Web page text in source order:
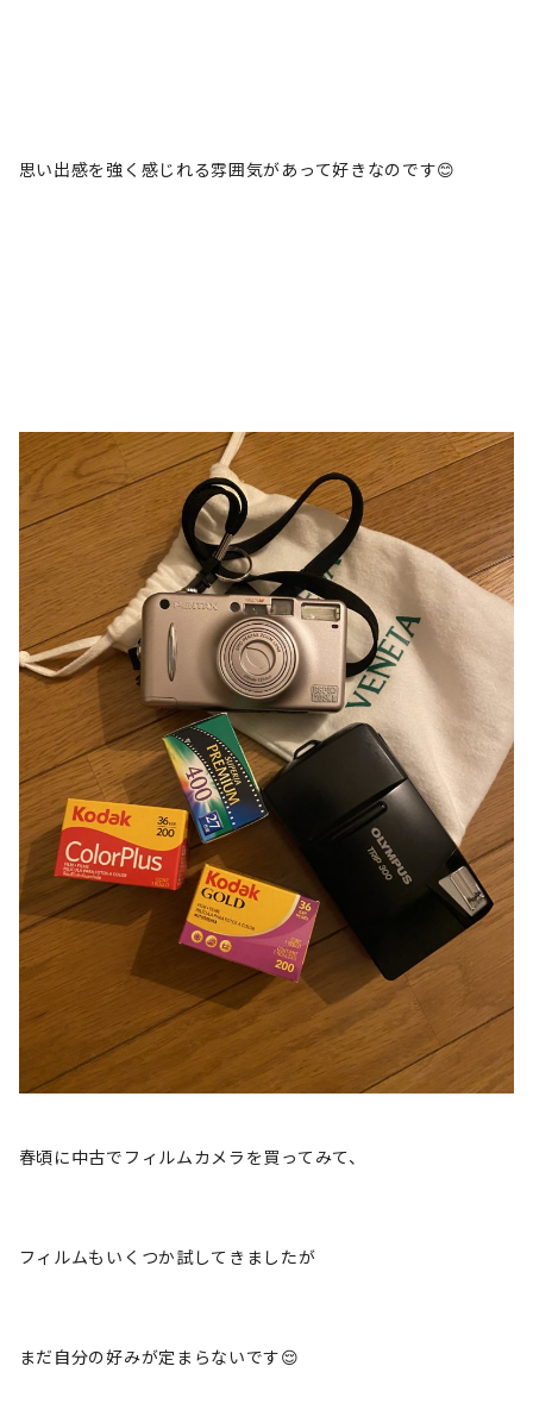
思い出感を強く感じれる雰囲気があって好きなのです😊
春頃に中古でフィルムカメラを買ってみて、
フィルムもいくつか試してきましたが
まだ自分の好みが定まらないです😌